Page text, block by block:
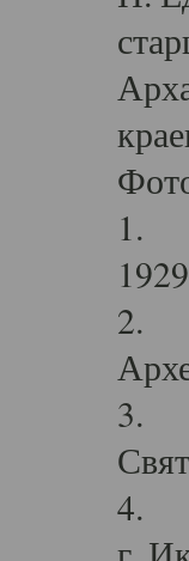
1.
2.
3.
4.